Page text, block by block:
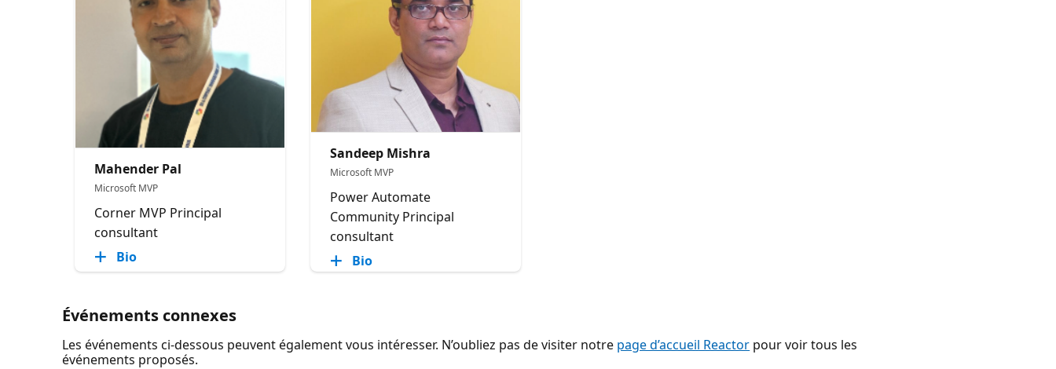
Mahender Pal
Microsoft MVP
Corner MVP Principal
consultant
Bio
Sandeep Mishra
Microsoft MVP
Power Automate
Community Principal
consultant
Bio
Événements connexes
Les événements ci-dessous peuvent également vous intéresser. N’oubliez pas de visiter notre page d’accueil Reactor pour voir tous les
événements proposés.